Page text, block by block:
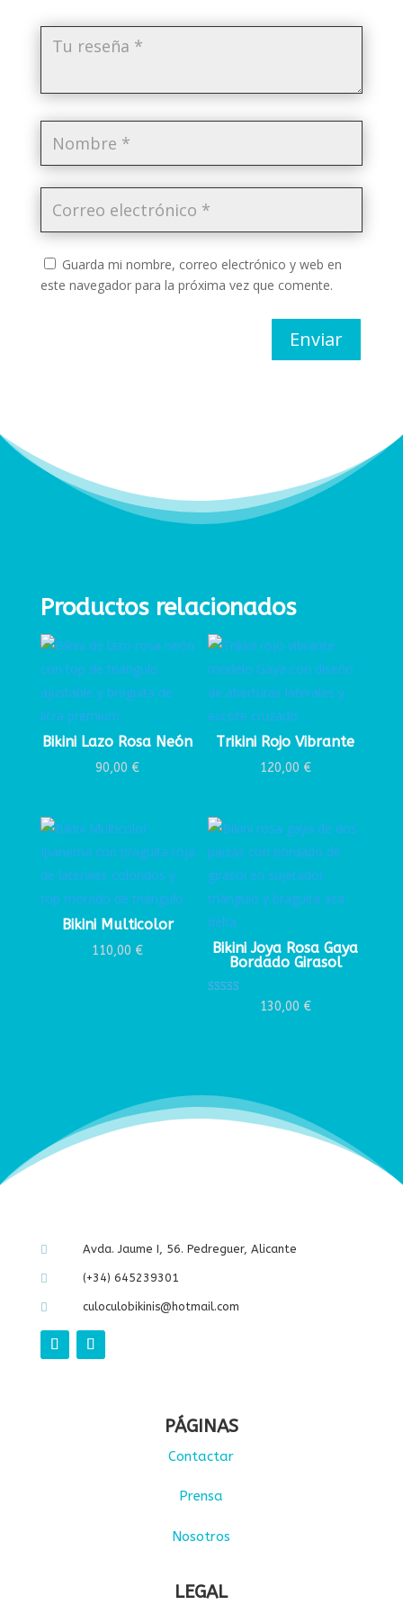
Guarda mi nombre, correo electrónico y web en
este navegador para la próxima vez que comente.
Enviar
Productos relacionados
Bikini Lazo Rosa Neón
90,00 €
Trikini Rojo Vibrante
120,00 €
Bikini Multicolor
110,00 €
Bikini Joya Rosa Gaya
Bordado Girasol
Valorado con130,00 €
 Avda. Jaume I, 56. Pedreguer, Alicante
 (+34) 645239301
 culoculobikinis@hotmail.com
PÁGINAS
Contactar
Prensa
Nosotros
LEGAL